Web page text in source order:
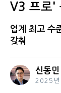
V3 프로'
업계 최고 수
갖춰
신동
2025년